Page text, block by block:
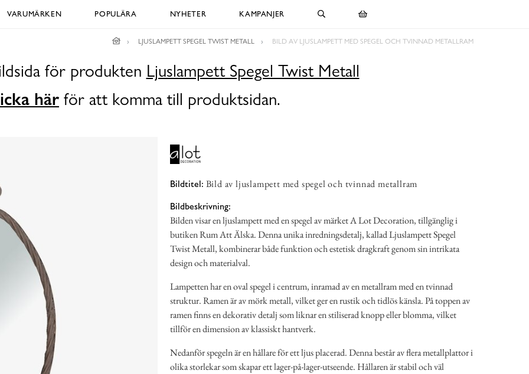
VARUMÄRKEN POPULÄRA NYHETER KAMPANJER
LJUSLAMPETT SPEGEL TWIST METALL BILD AV LJUSLAMPETT MED SPEGEL OCH TVINNAD METALLRAM
för produkten Ljuslampett Spegel Twist Metall
här för att komma till produktsidan.
Bildtitel: Bild av ljuslampett med spegel och tvinnad metallram
Bildbeskrivning:
Bilden visar en ljuslampett med en spegel av märket A Lot Decoration, tillgänglig i
butiken Rum Att Älska. Denna unika inredningsdetalj, kallad Ljuslampett Spegel
Twist Metall, kombinerar både funktion och estetisk dragkraft genom sin intrikata
design och materialval.
Lampetten har en oval spegel i centrum, inramad av en metallram med en tvinnad
struktur. Ramen är av mörk metall, vilket ger en rustik och tidlös känsla. På toppen av
ramen finns en dekorativ detalj som liknar en stiliserad knopp eller blomma, vilket
tillför en dimension av klassiskt hantverk.
Nedanför spegeln är en hållare för ett ljus placerad. Denna består av flera metallplattor i
olika storlekar som skapar ett lager-på-lager-utseende. Hållaren är stabil och väl